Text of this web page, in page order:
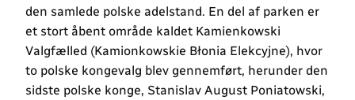
den samlede polske adelstand. En del af parken er
et stort åbent område kaldet Kamienkowski
Valgfælled (Kamionkowskie Błonia Elekcyjne), hvor
to polske kongevalg blev gennemført, herunder den
sidste polske konge, Stanislav August Poniatowski,